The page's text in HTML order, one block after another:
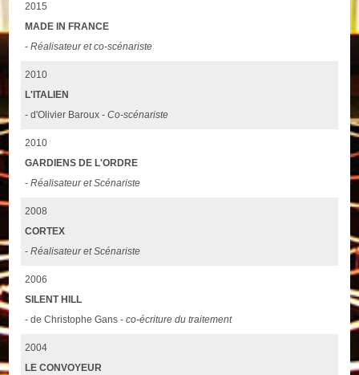
2015
MADE IN FRANCE
-Réalisateur et co-scénariste
2010
L'ITALIEN
- d'Olivier Baroux -Co-scénariste
2010
GARDIENS DE L'ORDRE
-Réalisateur et Scénariste
2008
CORTEX
-Réalisateur et Scénariste
2006
SILENT HILL
- de Christophe Gans -co-écriture du traitement
2004
LE CONVOYEUR